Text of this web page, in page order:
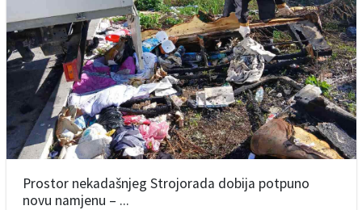
Prostor nekadašnjeg Strojorada dobija potpuno
novu namjenu – ...